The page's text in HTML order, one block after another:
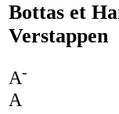
Bottas et
Verstappen
A-
A